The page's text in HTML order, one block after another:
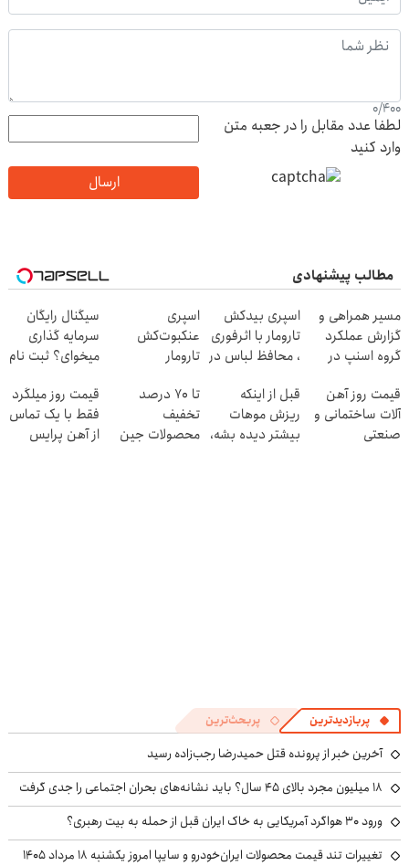
0/400
لطفا عدد مقابل را در جعبه متن
وارد کنید
ارسال
مطالب پیشنهادی
مسیر همراهی و
گزارش عملکرد
گروه اسنپ در
اسپری بیدکش
تارومار با اثرفوری
، محافظ لباس در
اسپری
عنکبوت‌‌کش
تارومار
عنکبوت
سیگنال رایگان
سرمایه گذاری
میخوای؟ ثبت نام
قیمت روز آهن
آلات ساختمانی و
صنعتی
قبل از اینکه
ریزش موهات
بیشتر دیده بشه،
تا 70 درصد
تخفیف
محصولات جین
قیمت روز میلگرد
فقط با یک تماس
از آهن پرایس
پربازدیدترین پربحث‌ترین
آخرین خبر از پرونده قتل حمیدرضا رجب‌زاده رسید
۱۸ میلیون مجرد بالای ۴۵ سال؟ باید نشانه‌های بحران اجتماعی را جدی گرفت
ورود ۳۰ هواگرد آمریکایی به خاک ایران قبل از حمله به بیت رهبری؟
تغییرات تند قیمت محصولات ایران‌خودرو و سایپا امروز یکشنبه ۱۸ مرداد ۱۴۰۵